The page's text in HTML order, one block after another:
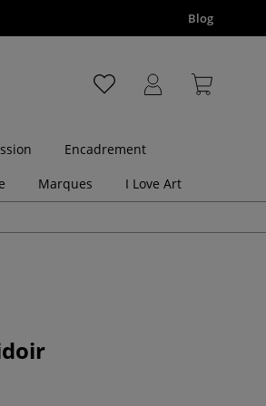
Blog
Encadrement
Marques I Love Art